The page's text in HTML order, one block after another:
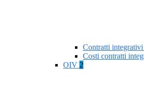
Contratti integrativi
Costi contratti
OIV 2